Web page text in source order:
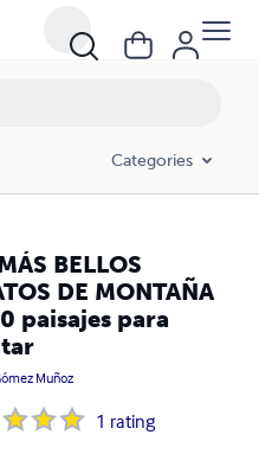
Categories
BELLOS
DE MONTAÑA
paisajes para
Muñoz
1 rating
// 100 paisajes para